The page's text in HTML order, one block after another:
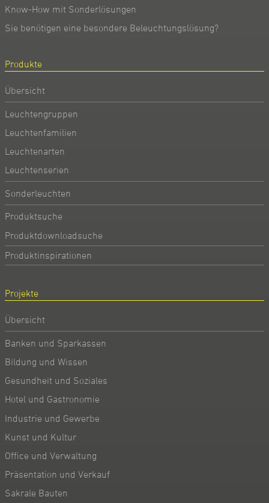
Know-How mit Sonderlösungen
Sie benötigen eine besondere Beleuchtungslösung?
Produkte
Übersicht
Leuchtengruppen
Leuchtenfamilien
Leuchtenarten
Leuchtenserien
Sonderleuchten
Produktsuche
Produktdownloadsuche
Produktinspirationen
Projekte
Übersicht
Banken und Sparkassen
Bildung und Wissen
Gesundheit und Soziales
Hotel und Gastronomie
Industrie und Gewerbe
Kunst und Kultur
Office und Verwaltung
Präsentation und Verkauf
Sakrale Bauten